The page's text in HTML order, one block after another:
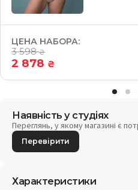
ЦЕНА НАБОРА:
3 598₴
2 878 ₴
Наявність у студіях
Переглянь, у якому магазині є
Перевірити
Характеристики